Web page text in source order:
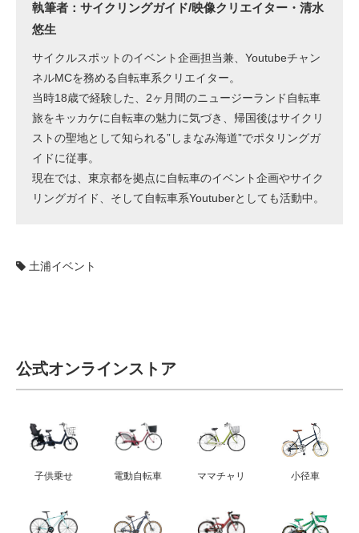
執筆者：サイクリングガイド/映像クリエイター・清水
悠生
サイクルスポットのイベント企画担当兼、Youtubeチャン
ネルMCを務める自転車系クリエイター。
当時18歳で経験した、2ヶ月間のニュージーランド自転車
旅をキッカケに自転車の魅力に気づき、帰国後はサイクリ
ストの聖地として知られる”しまなみ海道”でポタリングガ
イドに従事。
現在では、東京都を拠点に自転車のイベント企画やサイク
リングガイド、そして自転車系Youtuberとしても活動中。
土浦イベント
公式オンラインストア
子供乗せ 電動自転車 ママチャリ 小径車